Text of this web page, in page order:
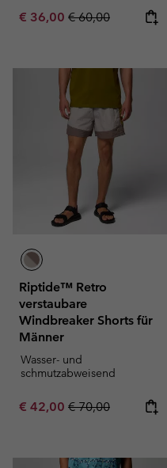
Sale price:
€ 36,00 Regular price:
€ 60,00
Riptide™ Retro
verstaubare
Windbreaker Shorts für
Männer
Wasser- und
schmutzabweisend
Sale price:
€ 42,00 Regular price:
€ 70,00